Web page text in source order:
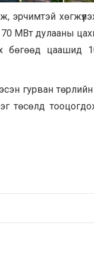
МВт дулааны
цаашид
гурван төрлийн
төсөлд